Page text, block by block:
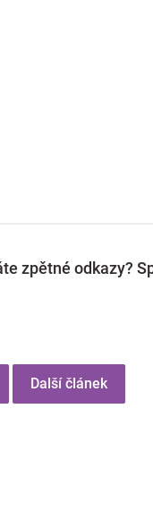
zpětné odkazy?
Další článek